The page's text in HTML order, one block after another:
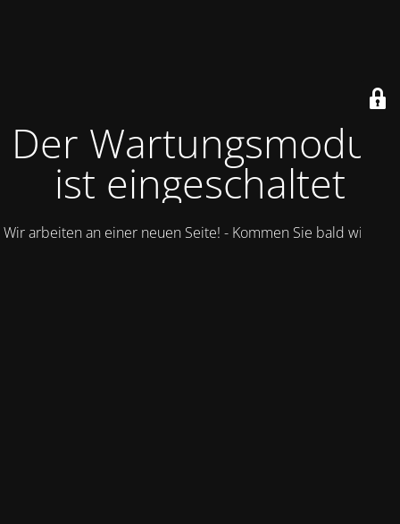
Der Wartungsmodus
ist eingeschaltet
Wir arbeiten an einer neuen Seite! - Kommen Sie bald wieder.